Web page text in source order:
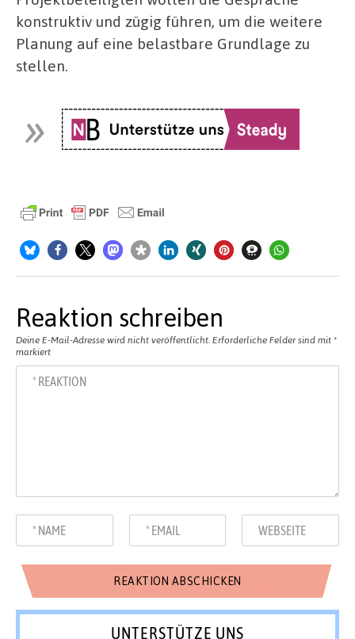
konstruktiv und zügig führen, um die weitere
Planung auf eine belastbare Grundlage zu
stellen.
Reaktion schreiben
Deine E-Mail-Adresse wird nicht veröffentlicht. Erforderliche Felder sind mit *
markiert
UNTERSTÜTZE UNS